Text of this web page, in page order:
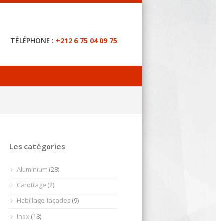
TÉLÉPHONE : +212 6 75 04 09 75
Les catégories
Aluminium (28)
Carottage (2)
Habillage façades (9)
Inox (18)